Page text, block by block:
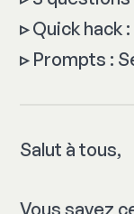
▹Quick hack
▹Prompts :
Salut à tous,
Vous savez